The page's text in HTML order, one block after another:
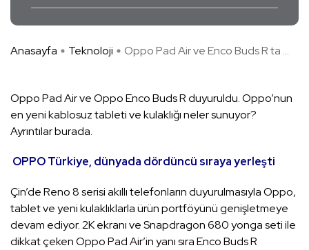
Anasayfa Teknoloji Oppo Pad Air ve Enco Buds R ta ...
Oppo Pad Air ve Oppo Enco Buds R duyuruldu. Oppo’nun
en yeni kablosuz tableti ve kulaklığı neler sunuyor?
Ayrıntılar burada.
OPPO Türkiye, dünyada dördüncü sıraya yerleşti
Çin’de Reno 8 serisi akıllı telefonların duyurulmasıyla Oppo,
tablet ve yeni kulaklıklarla ürün portföyünü genişletmeye
devam ediyor. 2K ekranı ve Snapdragon 680 yonga seti ile
dikkat çeken Oppo Pad Air’in yanı sıra Enco Buds R